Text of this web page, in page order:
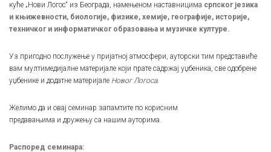
куће „Нови Логос“ из Београда, намењеном наставницима српског језика
и књижевности, биологије, физике, хемије, географије, историје,
техничког и информатичког образовања и музичке културе.
Уз пригодно послужење у пријатној атмосфери, ауторски тим представиће
вам мултимедијалне материјале који прате садржај уџбеника, све одобрене
уџбенике и додатне материјале Новог Логоса.
Желимо да и овај семинар запамтите по корисним
предавањима и дружењу са нашим ауторима.
Распоред семинара: